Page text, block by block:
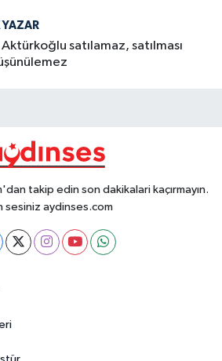
YAZAR
satılamaz, satılması
takip edin son dakikalari kaçırmayın.
sesiniz aydinses.com